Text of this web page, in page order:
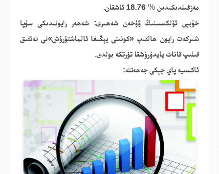
مەزگىلدىكىدىن ％
ئاشقان.
خۇبېي ئۆلكىسىنىڭ ۋۇخەن شەھىرى: شەھەر رايونىدىكى سۇپا
شىركەت رايون ھالقىپ «كونىنى يېڭىغا ئالماشتۇرۇش»نى تەتقىق
قىلىپ قانات يايدۇرۈشقا تۈرتكە بولدى.
ئاكسىيە پاي چېكى جەھەتتە: